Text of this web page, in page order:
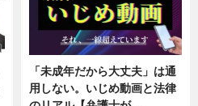
「未成年だから大丈夫」は通
用しない。いじめ動画と法律